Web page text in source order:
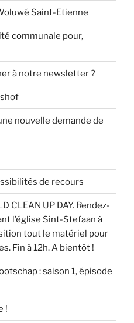
Saint-Etienne
communale pour,
à notre newsletter ?
nouvelle demande de
de recours
CLEAN UP DAY. Rendez-
l’église Sint-Stefaan à
tout le matériel pour
Fin à 12h. A bientôt !
: saison 1, épisode
!